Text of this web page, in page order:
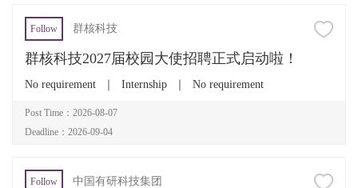
Follow 群核科技
群核科技2027届校园大使招聘正式启动啦！
No requirement Internship No requirement
Post Time：2026-08-07
Deadline：2026-09-04
Follow 中国有研科技集团